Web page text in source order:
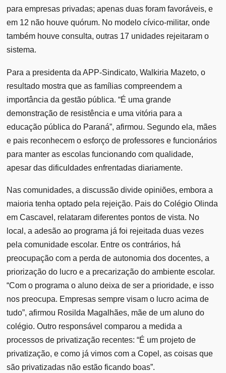
para empresas privadas; apenas duas foram favoráveis, e
em 12 não houve quórum. No modelo cívico-militar, onde
também houve consulta, outras 17 unidades rejeitaram o
sistema.
Para a presidenta da APP-Sindicato, Walkiria Mazeto, o
resultado mostra que as famílias compreendem a
importância da gestão pública. “É uma grande
demonstração de resistência e uma vitória para a
educação pública do Paraná”, afirmou. Segundo ela, mães
e pais reconhecem o esforço de professores e funcionários
para manter as escolas funcionando com qualidade,
apesar das dificuldades enfrentadas diariamente.
Nas comunidades, a discussão divide opiniões, embora a
maioria tenha optado pela rejeição. Pais do Colégio Olinda
em Cascavel, relataram diferentes pontos de vista. No
local, a adesão ao programa já foi rejeitada duas vezes
pela comunidade escolar. Entre os contrários, há
preocupação com a perda de autonomia dos docentes, a
priorização do lucro e a precarização do ambiente escolar.
“Com o programa o aluno deixa de ser a prioridade, e isso
nos preocupa. Empresas sempre visam o lucro acima de
tudo”, afirmou Rosilda Magalhães, mãe de um aluno do
colégio. Outro responsável comparou a medida a
processos de privatização recentes: “É um projeto de
privatização, e como já vimos com a Copel, as coisas que
são privatizadas não estão ficando boas”.